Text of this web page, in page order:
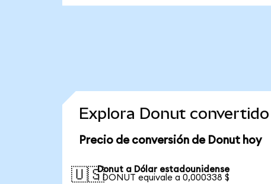
Explora Donut
Precio de conversión de Donut hoy
🇺🇸Donut a Dólar estadounidense
1 DONUT equivale a 0,000338 $